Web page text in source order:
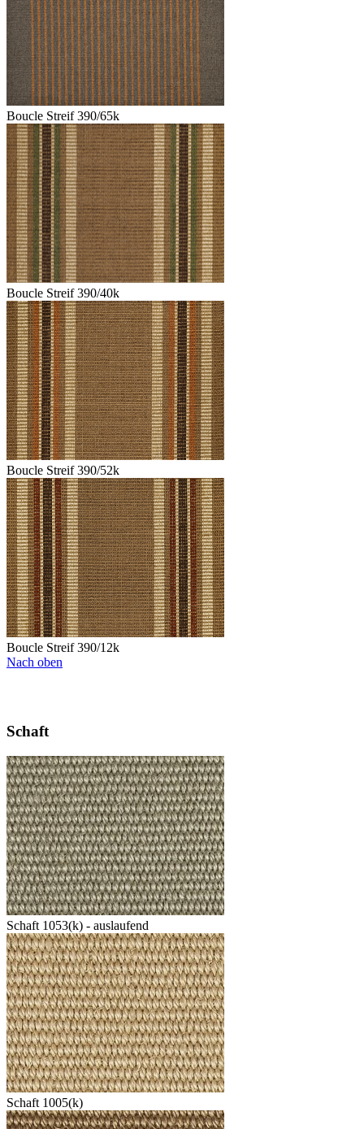
Boucle Streif 390/65k
Boucle Streif 390/40k
Boucle Streif 390/52k
Boucle Streif 390/12k
Nach oben
Schaft
Schaft 1053(k) - auslaufend
Schaft 1005(k)